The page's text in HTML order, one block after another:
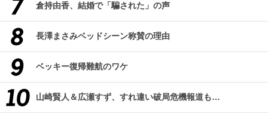
倉持由香、結婚で「騙された」の声
長澤まさみベッドシーン称賛の理由
ベッキー復帰難航のワケ
山崎賢人＆広瀬すず、すれ違い破局危機報道も…